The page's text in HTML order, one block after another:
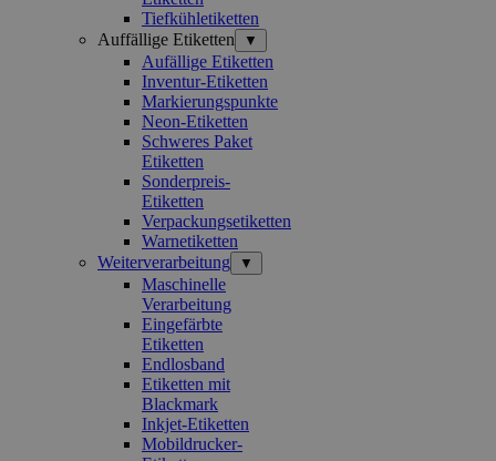
Tiefkühletiketten
Auffällige Etiketten
▼
Aufällige Etiketten
Inventur-Etiketten
Markierungspunkte
Neon-Etiketten
Schweres Paket
Etiketten
Sonderpreis-
Etiketten
Verpackungsetiketten
Warnetiketten
Weiterverarbeitung
▼
Maschinelle
Verarbeitung
Eingefärbte
Etiketten
Endlosband
Etiketten mit
Blackmark
Inkjet-Etiketten
Mobildrucker-